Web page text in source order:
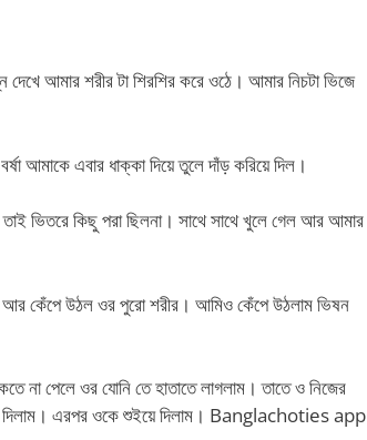
আমার শরীর টা শিরশির করে ওঠে। আমার নিচটা ভিজে
আমাকে এবার ধাক্কা দিয়ে তুলে দাঁড় করিয়ে দিল।
ভিতরে কিছু পরা ছিলনা। সাথে সাথে খুলে গেল আর আমার
আর কেঁপে উঠল ওর পুরো শরীর। আমিও কেঁপে উঠলাম ভিষন
না পেলে ওর যোনি তে হাতাতে লাগলাম। তাতে ও নিজের
দিলাম। এরপর ওকে শুইয়ে দিলাম। Banglachoties app